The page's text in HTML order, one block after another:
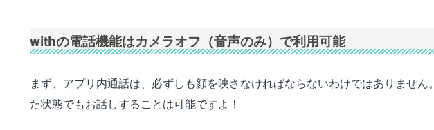
withの電話機能はカメラオフ（音声のみ）で利用可能
まず、アプリ内通話は、必ずしも顔を映さなければならないわけではありません
た状態でもお話しすることは可能ですよ！